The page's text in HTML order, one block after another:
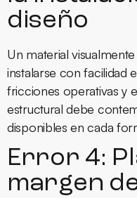
diseño
Un material
instalarse con facilidad
fricciones operativas y
estructural debe
disponibles en cada
Error 4:
margen